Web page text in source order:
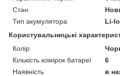
Стан
Тип акумулятора
Li-
Користувальницькі
Колір
Кількість комірок батареї
6
Наявність
в